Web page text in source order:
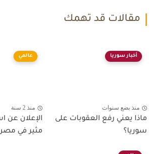
مقالات قد تهمك
أخبار سوريا
منذ بضع سنوات
ماذا يعني رفع العقوبات على
سوريا؟
عالمي
منذ 2 سنة
الإعلان عن
مثير في